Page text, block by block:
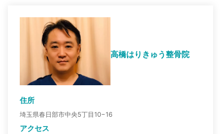
高橋はりきゅう整骨院
住所
埼玉県春日部市中央5丁目10−16
アクセス